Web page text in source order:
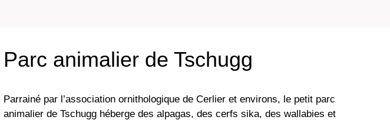
Parc animalier de Tschugg
Parrainé par l’association ornithologique de Cerlier et environs, le petit parc
animalier de Tschugg héberge des alpagas, des cerfs sika, des wallabies et